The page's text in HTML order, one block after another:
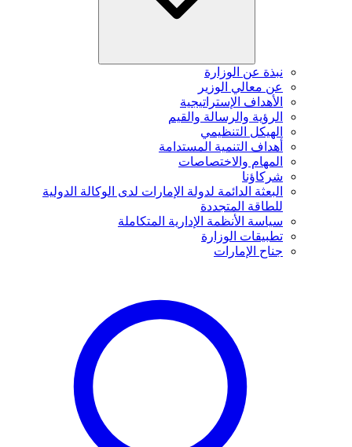
نبذة عن الوزارة
عن معالي الوزير
الأهداف الإستراتيجية
الرؤية والرسالة والقيم
الهيكل التنظيمي
أهداف التنمية المستدامة
المهام والاختصاصات
شركاؤنا
البعثة الدائمة لدولة الإمارات لدى الوكالة الدولية
للطاقة المتجددة
سياسة الأنظمة الإدارية المتكاملة
تطبيقات الوزارة
جناح الإمارات